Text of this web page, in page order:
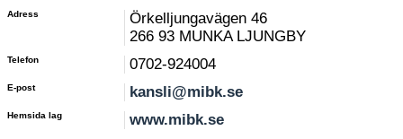
Adress
Örkelljungavägen 46
266 93 MUNKA LJUNGBY
Telefon 0702-924004
E-post kansli@mibk.se
Hemsida lag www.mibk.se